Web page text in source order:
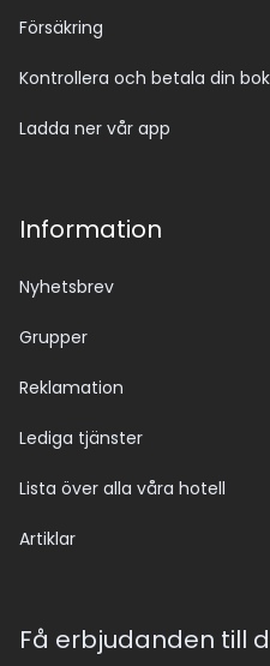
Försäkring
Kontrollera och betala din
Ladda ner vår app
Information
Nyhetsbrev
Grupper
Reklamation
Lediga tjänster
Lista över alla våra hotell
Artiklar
Få erbjudanden till